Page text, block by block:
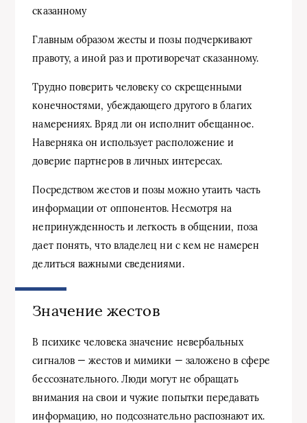
сказанному
Главным образом жесты и позы подчеркивают
правоту, а иной раз и противоречат сказанному.
Трудно поверить человеку со скрещенными
конечностями, убеждающего другого в благих
намерениях. Вряд ли он исполнит обещанное.
Наверняка он использует расположение и
доверие партнеров в личных интересах.
Посредством жестов и позы можно утаить часть
информации от оппонентов. Несмотря на
непринужденность и легкость в общении, поза
дает понять, что владелец ни с кем не намерен
делиться важными сведениями.
Значение жестов
В психике человека значение невербальных
сигналов — жестов и мимики — заложено в сфере
бессознательного. Люди могут не обращать
внимания на свои и чужие попытки передавать
информацию, но подсознательно распознают их.